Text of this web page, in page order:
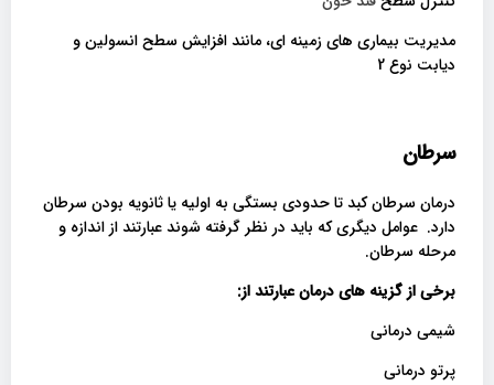
مدیریت بیماری های زمینه ای، مانند افزایش سطح انسولین و
دیابت نوع 2
سرطان
درمان سرطان کبد تا حدودی بستگی به اولیه یا ثانویه بودن سرطان
دارد. عوامل دیگری که باید در نظر گرفته شوند عبارتند از اندازه و
مرحله سرطان.
برخی از گزینه های درمان عبارتند از:
شیمی درمانی
پرتو درمانی